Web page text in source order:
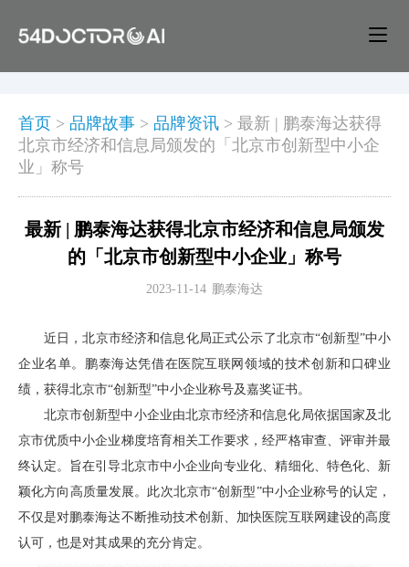
首页 > 品牌故事 > 品牌资讯 > 最新 | 鹏泰海达获得
北京市经济和信息局颁发的「北京市创新型中小企
业」称号
最新 | 鹏泰海达获得北京市经济和信息局颁发
的「北京市创新型中小企业」称号
2023-11-14 鹏泰海达
近日，北京市经济和信息化局正式公示了北京市“创新型”中小
企业名单。鹏泰海达凭借在医院互联网领域的技术创新和口碑业
绩，获得北京市“创新型”中小企业称号及嘉奖证书。
北京市创新型中小企业由北京市经济和信息化局依据国家及北
京市优质中小企业梯度培育相关工作要求，经严格审查、评审并最
终认定。旨在引导北京市中小企业向专业化、精细化、特色化、新
颖化方向高质量发展。此次北京市“创新型”中小企业称号的认定，
不仅是对鹏泰海达不断推动技术创新、加快医院互联网建设的高度
认可，也是对其成果的充分肯定。